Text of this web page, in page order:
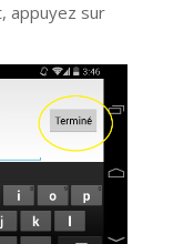
appuyez sur